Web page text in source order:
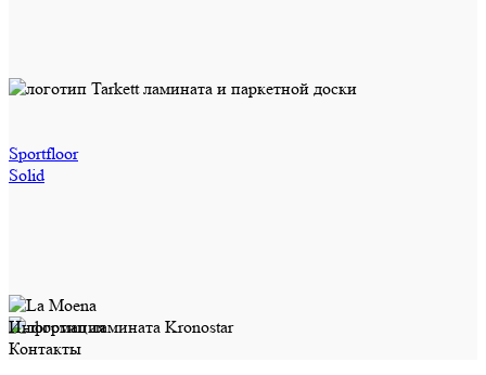
Sportfloor
Solid
Информация
Контакты